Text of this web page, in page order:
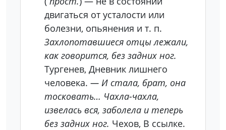
двигаться от усталости или
болезни, опьянения и т. п.
Захлопотавшиеся отцы лежали,
как говорится, без задних ног.
Тургенев, Дневник лишнего
человека. — И стала, брат, она
тосковать… Чахла-чахла,
извелась вся, заболела и теперь
без задних ног. Чехов, В ссылке.